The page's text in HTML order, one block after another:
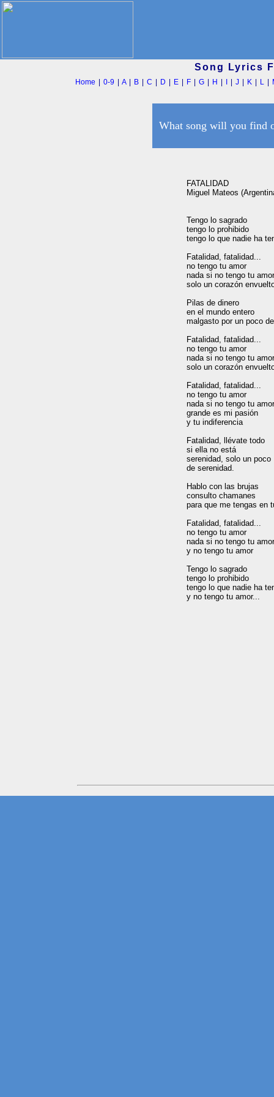
Song Lyrics
Home |0-9 |A| B |C D E F |G H |J K L
What song will you find
FATALIDAD
Miguel Mateos
Tengo lo sagrado
tengo lo prohibido
tengo lo que nadie ha
Fatalidad, fatalidad...
no tengo tu amor
nada si no tengo tu
solo un corazón
Pilas de dinero
en el mundo entero
malgasto por un poco
Fatalidad, fatalidad...
no tengo tu amor
nada si no tengo tu
solo un corazón
Fatalidad, fatalidad...
no tengo tu amor
nada si no tengo tu
grande es mi pasión
y tu indiferencia
Fatalidad, llévate todo
si ella no está
serenidad, solo un poco
de serenidad.
Hablo con las brujas
consulto chamanes
para que me tengas en
Fatalidad, fatalidad...
no tengo tu amor
nada si no tengo tu
y no tengo tu amor
Tengo lo sagrado
tengo lo prohibido
tengo lo que nadie ha